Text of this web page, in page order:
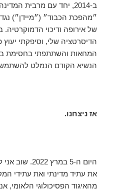
ב-2014, יחד עם מרבית
״מהפכת הכבוד״ (״מיידן״)
של אירופה ודיכוי הדמוקרטיה.
הדיסרטציה שלי, וסיפקתי יעוץ
המחאות והשתתפתי בחסימת
הנשיא הקודם הנמלט להשתמש
אז ניצחנו.
היום ה-5 במרץ
את עתיד מדינתי ואת עתידי
מהאיגוד הפסיכולוגי הלאומי,